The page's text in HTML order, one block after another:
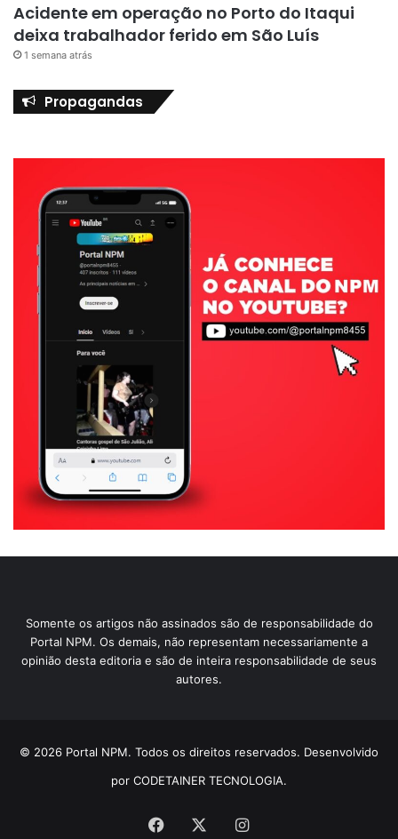
Acidente em operação no Porto do Itaqui
deixa trabalhador ferido em São Luís
1 semana atrás
Propagandas
Somente os artigos não assinados são de responsabilidade do
Portal NPM. Os demais, não representam necessariamente a
opinião desta editoria e são de inteira responsabilidade de seus
autores.
© 2026 Portal NPM. Todos os direitos reservados. Desenvolvido
por CODETAINER TECNOLOGIA.
Facebook Instagram